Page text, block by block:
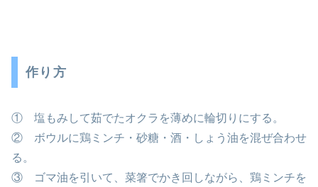
作り方
① 塩もみして茹でたオクラを薄めに輪切りにする。
② ボウルに鶏ミンチ・砂糖・酒・しょう油を混ぜ合わせ
る。
③ ゴマ油を引いて、菜箸でかき回しながら、鶏ミンチを